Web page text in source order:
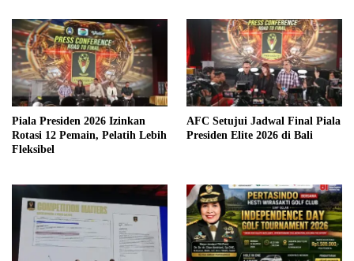
Piala Presiden 2026 Izinkan
Rotasi 12 Pemain, Pelatih Lebih
Fleksibel
AFC Setujui Jadwal Final Piala
Presiden Elite 2026 di Bali